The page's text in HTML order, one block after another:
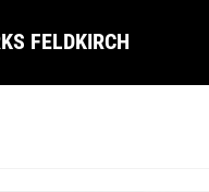
FELDKIRCH